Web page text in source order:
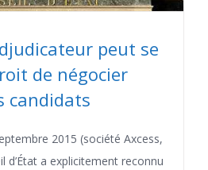
peut se
de négocier
candidats
2015 (société Axcess,
d’État a explicitement reconnu